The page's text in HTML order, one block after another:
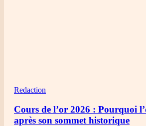
Redaction
Cours de l’or 2026 : Pourquoi
après son sommet historique